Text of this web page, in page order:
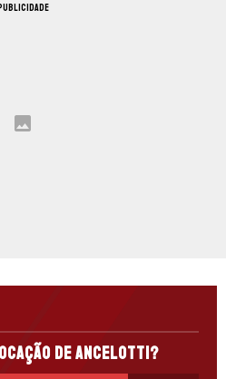
PUBLICIDADE
de Ancelotti?